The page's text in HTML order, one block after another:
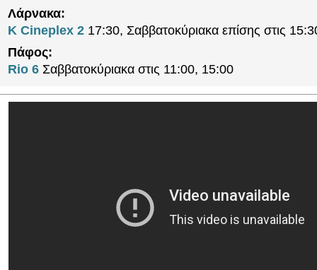
Λάρνακα:
K Cineplex 2 17:30, Σαββατοκύριακα επίσης στις
Πάφος:
Rio 6 Σαββατοκύριακα στις 11:00, 15:00